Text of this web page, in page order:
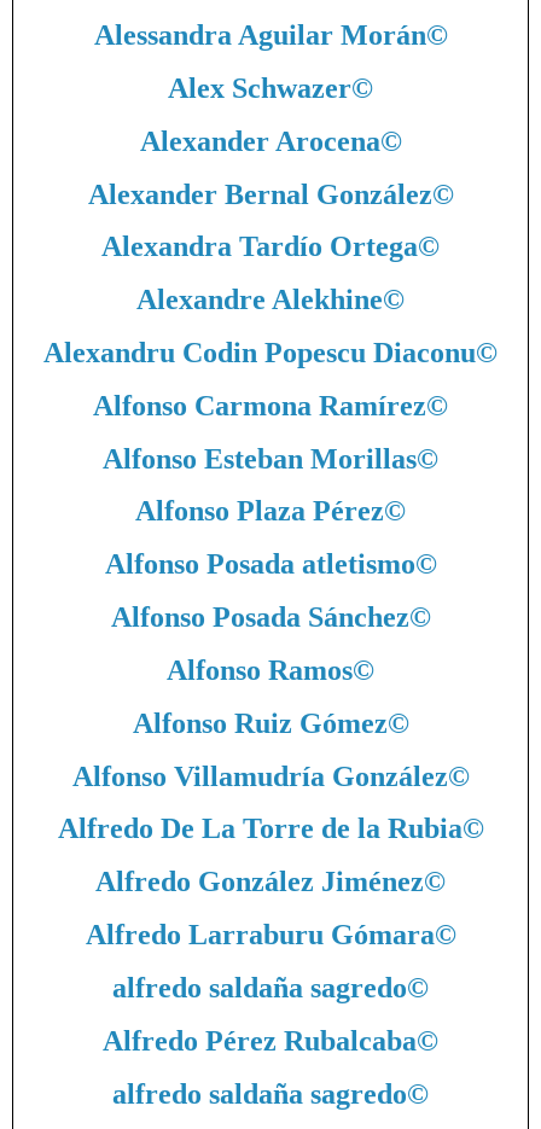
Alessandra Aguilar Morán©
Alex Schwazer©
Alexander Arocena©
Alexander Bernal González©
Alexandra Tardío Ortega©
Alexandre Alekhine©
Alexandru Codin Popescu Diaconu©
Alfonso Carmona Ramírez©
Alfonso Esteban Morillas©
Alfonso Plaza Pérez©
Alfonso Posada atletismo©
Alfonso Posada Sánchez©
Alfonso Ramos©
Alfonso Ruiz Gómez©
Alfonso Villamudría González©
Alfredo De La Torre de la Rubia©
Alfredo González Jiménez©
Alfredo Larraburu Gómara©
alfredo saldaña sagredo©
Alfredo Pérez Rubalcaba©
alfredo saldaña sagredo©